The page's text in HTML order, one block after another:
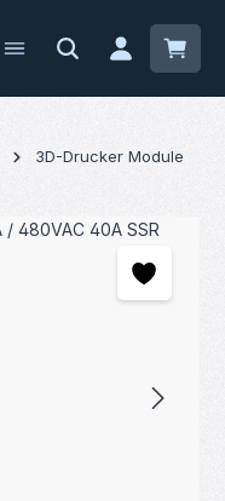
3D-Drucker Module